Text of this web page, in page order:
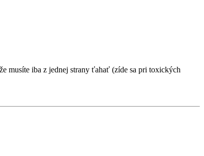
musíte iba z jednej strany ťahať (zíde sa pri toxických